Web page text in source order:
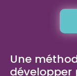
Une
développer